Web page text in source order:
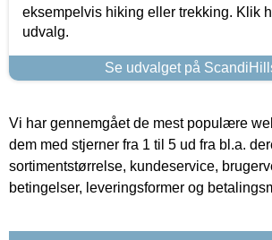
eksempelvis hiking eller trekking. Klik
udvalg.
Se udvalget på
Vi har gennemgået de mest populære
dem med stjerner fra 1 til 5 ud fra bl.a.
sortimentstørrelse, kundeservice,
betingelser, leveringsformer og